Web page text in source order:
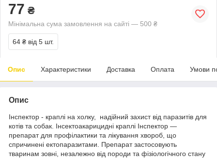
77 ₴
Мінімальна сума замовлення на сайті — 500 ₴
64 ₴ від 5 шт.
Опис Характеристики Доставка Оплата Умови
Опис
Інспектор - краплі на холку, надійний захист від паразитів для
котів та собак. Інсектоакарицидні краплі Інспектор ―
препарат для профілактики та лікування хвороб, що
спричинені ектопаразитами. Препарат застосовують
тваринам зовні, незалежно від породи та фізіологічного стану